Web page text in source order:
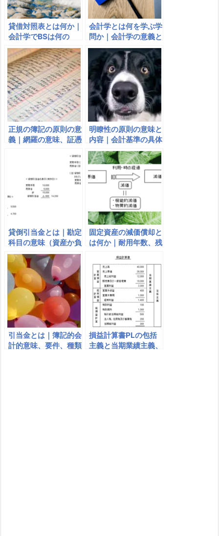
貸借対照表とは何か｜
会計学でBSは何の
略？貸借対照表の見
方、構造、内訳につい
て
会計学とは何を学ぶ学
問か｜会計学の意義と
面白さ｜会計学と簿記
との違い
正規の簿記の原則の意
義｜網羅の意味、証憑
明瞭性の原則の意味と
内容｜会計基準の具体
例は総額主義、重要な
会計方針、後発事象の
３つ
貸倒引当金とは｜勘定
科目の意味（資産か負
債か）仕訳（差額補充
法と洗替法）
固定資産の減価償却と
は何か｜耐用年数、残
やすく説明｜財務的効
果、減価とは
引当金とは｜簿記的会
計的意味、要件、種類
損益計算書PLの包括
主義と当期業績主義、